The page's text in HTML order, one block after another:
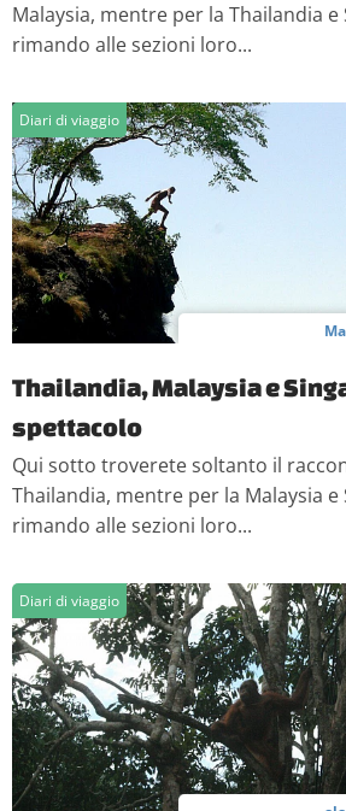
Malaysia, mentre per la Thailandia e
rimando alle sezioni loro...
Diari di viaggio
Thailandia, Malaysia e
spettacolo
Qui sotto troverete soltanto il
Thailandia, mentre per la Malaysia e
rimando alle sezioni loro...
Diari di viaggio